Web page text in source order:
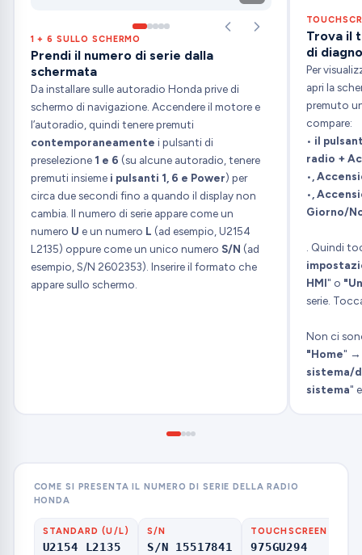
1 + 6 SULLO SCHERMO
Prendi il numero di serie dalla
schermata
Da installare sulle autoradio Honda prive di
schermo di navigazione. Accendere il motore e
l’autoradio, quindi tenere premuti
contemporaneamente i pulsanti di
preselezione 1 e 6 (su alcune autoradio, tenere
premuti insieme i pulsanti 1, 6 e Power) per
circa due secondi fino a quando il display non
cambia. Il numero di serie appare come un
numero U e un numero L (ad esempio, U2154
L2135) oppure come un unico numero S/N (ad
esempio, S/N 2602353). Inserire il formato che
appare sullo schermo.
Trova il
di
Per
apri la
premuto
compare:
• il
radio +
• ,
• ,
Giorno/
. Quindi
HMI" o
serie.
Non ci
"Home"
sistema/
sistema"
COME SI PRESENTA IL NUMERO DI SERIE DELLA RADIO
HONDA
STANDARD (U/L)
U2154 L2135
S/N
S/N 15517841
TOUCHSCREEN
975GU294